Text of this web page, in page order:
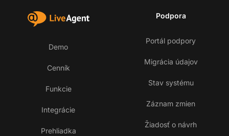
Demo
Cenník
Funkcie
Integrácie
Prehliadka
Podpora
Portál podpory
Migrácia údajov
Stav systému
Záznam zmien
Žiadosť o návrh